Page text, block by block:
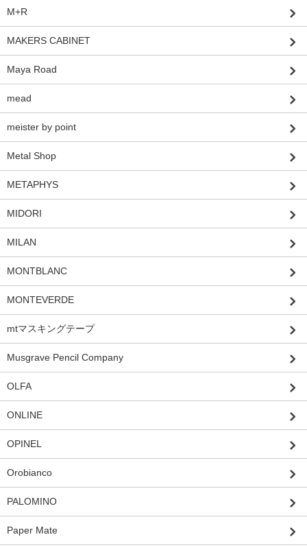
M+R
MAKERS CABINET
Maya Road
mead
meister by point
Metal Shop
METAPHYS
MIDORI
MILAN
MONTBLANC
MONTEVERDE
mtマスキングテープ
Musgrave Pencil Company
OLFA
ONLINE
OPINEL
Orobianco
PALOMINO
Paper Mate